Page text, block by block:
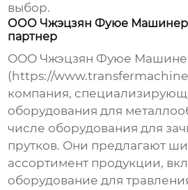
выбор.
ООО Чжэцзян Фуюе
партнер
ООО Чжэцзян Фуюе
(https://
компания,
оборудования для
числе оборудования для
прутков. Они предлагают
ассортимент продукции,
оборудование для